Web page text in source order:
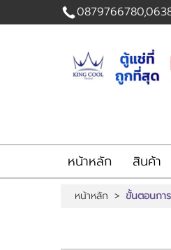
สินค้า
ลูกค้าของเรา
แผนกสินค้า
หน้าหลัก สินค้า
หน้าหลัก > ขั้นตอนกา